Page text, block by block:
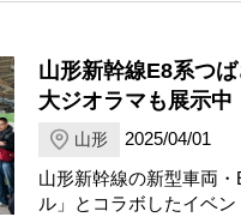
山形新幹線E8系つ
大ジオラマも展示中
山形
2025/04/01
山形新幹線の新型車両
ル」とコラボしたイベ